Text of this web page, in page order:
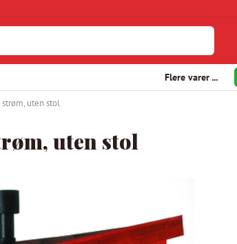
Flere varer ...
uten stol
uten stol